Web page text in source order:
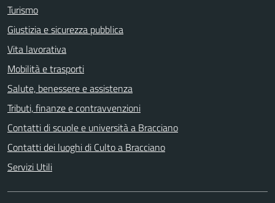
Turismo
Giustizia e sicurezza pubblica
Vita lavorativa
Mobilità e trasporti
Salute, benessere e assistenza
Tributi, finanze e contravvenzioni
Contatti di scuole e università a Bracciano
Contatti dei luoghi di Culto a Bracciano
Servizi Utili